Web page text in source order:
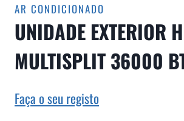
AR CONDICIONADO
UNIDADE EXTERIOR
MULTISPLIT 36000
Faça o seu registo